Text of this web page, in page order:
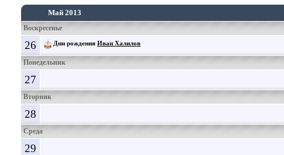
Май 2013
Воскресенье
26 Дни рождения Иван Халилов
Понедельник
27
Вторник
28
Среда
29